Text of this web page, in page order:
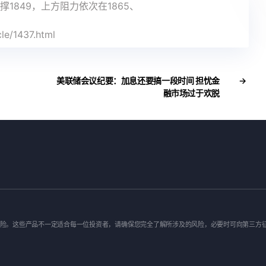
1849，上方阻力依次在1865、
1437.html
→
美联储会议纪要：加息还要搞一段时间 担忧金
融市场过于欢脱
这些产品不一定适合每一位投资者，请确保您完全了解所涉及的风险，必要时可向第三方